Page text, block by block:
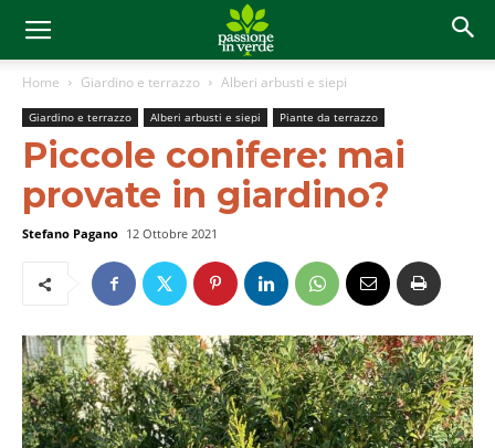
Home Giardino e terrazzo Alberi arbusti e siepi
Giardino e terrazzo Alberi arbusti e siepi Piante da terrazzo
Piccole conifere: mai
provate in giardino?
Stefano Pagano 12 Ottobre 2021